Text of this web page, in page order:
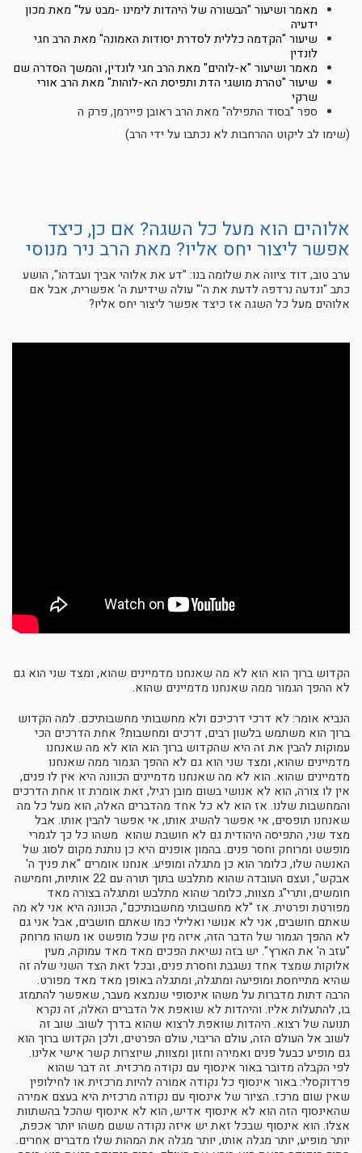
מאמר ושיעור "הבשורה של היהדות לימינו -מבט על" מאת מכון
ידעיה
שיעור "הקדמה כללית לסדרת יסודות האמונה" מאת הרב חגי
לונדין
מאמר ושיעור "א-לוהים" מאת הרב חגי לונדין, והמשך הסדרה שם
שיעור "טהרת מושגי הדת ותפיסת הא-לוהות" מאת הרב אורי
שרקי
ספר "בסוד התפילה" מאת הרב ראובן פיירמן, פרק ה
(שימו לב ליקוט ההרחבות לא נכתבו על ידי הרב)
אלוהים הוא מעל כל השגה? אם כן, כיצד
אפשר ליצור יחס אליו? מאת הרב ניר מנוסי
ערב טוב, דוד ציווה את שלומה בנו: "דע את אלוהי אביך ועבדהו", הושע
כתב "ונדעה נרדפה לדעת את ה'" עולה שידיעת ה' אפשרית, אבל אם
אלוהים מעל כל השגה אז כיצד אפשר ליצור יחס אליו?
הקדוש ברוך הוא הוא לא מה שאנחנו מדמיינים שהוא, ומצד שני הוא גם
לא ההפך הגמור ממה שאנחנו מדמיינים שהוא.
הנביא אומר: לא דרכי דרכיכם ולא מחשבותי מחשבותיכם. למה הקדוש
ברוך הוא משתמש בלשון רבים, דרכים ומחשבות? אחת הדרכים הכי
עמוקות להבין את זה היא שהקדוש ברוך הוא הוא לא מה שאנחנו
מדמיינים שהוא, ומצד שני הוא גם לא ההפך הגמור ממה שאנחנו
מדמיינים שהוא. הוא לא מה שאנחנו מדמיינים הכוונה היא אין לו פנים,
אין לו צורה, הוא לא אנושי בשום מובן רגיל, זאת אומרת זו אחת הדרכים
והמחשבות שלנו. אז הוא לא כל אחד מהדברים האלה, הוא מעל כל מה
שאנחנו תופסים, אי אפשר להשיג אותו, אי אפשר להבין אותו. אבל
מצד שני, התפיסה היהודית גם לא חושבת שהוא משהו כל כך לגמרי
מופשט ומרוחק וחסר פנים. בהמון אופנים היא כן נותנת מקום לסוג של
האנשה שלו, כלומר הוא כן מתגלה ומופיע. אנחנו אומרים "את פניך ה'
אבקש", ועצם העובדה שהוא מתלבש בתוך תורה עם 22 אותיות, וחמישה
חומשים, ותרי"ג מצוות, כלומר שהוא מתלבש ומתגלה בצורה מאד
מפורטת ופרטית. אז "לא מחשבותי מחשבותיכם", הכוונה היא אני לא מה
שאתם חושבים, אני לא אנושי ואלילי כמו שאתם חושבים, אבל אני גם
לא ההפך הגמור של הדבר הזה, איזה מין שכל מופשט או משהו מרוחק
"עזב ה' את הארץ". יש בזה נשיאת הפכים מאד מאד עמוקה, מעין
אלוקות שמצד אחד נשגבת וחסרת פנים, ובכל זאת הצד השני שלה זה
שהיא מתייחסת ומופיעה ומתגלה, ומתגלה באופן מאד מאד מפורט.
הרבה דתות מדברות על משהו אינסופי שנמצא מעבר, שאפשר להתמזג
בו, להתעלות אליו. והיהדות לא שואפת אל הדברים האלה, זה נקרא
תנועה של רצוא. היהדות שואפת לרצוא שהוא בדרך לשוב. שוב זה
לשוב אל העולם הזה, עולם הריבוי, עולם הפרטים, ולכן הקדוש ברוך הוא
גם מופיע כבעל פנים ואמירה וחזון ומצוות, שיוצרות קשר אישי אלינו.
לפי הקבלה מדובר באור אינסוף עם נקודה מרכזית. זה דבר שהוא
פרדוקסלי: באור אינסוף כל נקודה אמורה להיות מרכזית או לחילופין
שאין שום מרכז. הציור של אינסוף עם נקודה מרכזית היא בעצם אמירה
שהאינסוף הזה הוא לא אינסוף אדיש, הוא לא אינסוף שהכל בהשתוות
אצלו. הוא אינסוף שבכל זאת יש איזה נקודה ששם משהו יותר אכפת,
יותר מופיע, יותר מגלה אותו, יותר מגלה את המהות שלו מדברים אחרים.